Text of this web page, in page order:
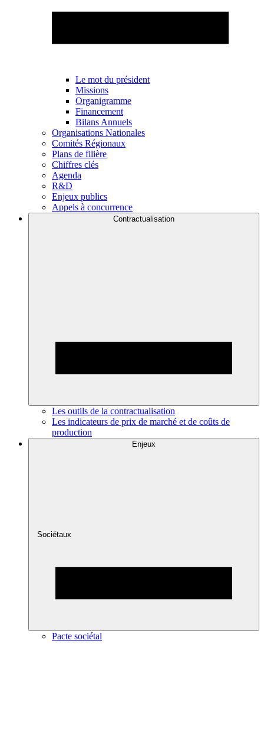
Le mot du président
Missions
Organigramme
Financement
Bilans Annuels
Organisations Nationales
Comités Régionaux
Plans de filière
Chiffres clés
Agenda
R&D
Enjeux publics
Appels à concurrence
Contractualisation
Les outils de la contractualisation
Les indicateurs de prix de marché et de coûts de
production
Enjeux
Sociétaux
Pacte sociétal